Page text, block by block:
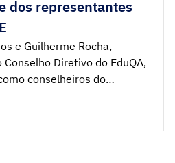
dos representantes
e Guilherme Rocha,
Diretivo do EduQA,
conselheiros do
qual compete emitir